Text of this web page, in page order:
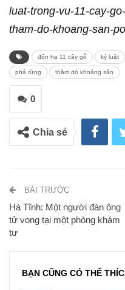
luat-trong-vu-11-cay-
tham-do-khoang-san-
đốn hạ 11 cây gỗ kỷ luật
phá rừng thăm dò khoáng sản
0
Chia sẻ
BÀI TRƯỚC
Hà Tĩnh: Một người đàn ông
tử vong tại một phòng khám
tư
BẠN CŨNG CÓ THỂ